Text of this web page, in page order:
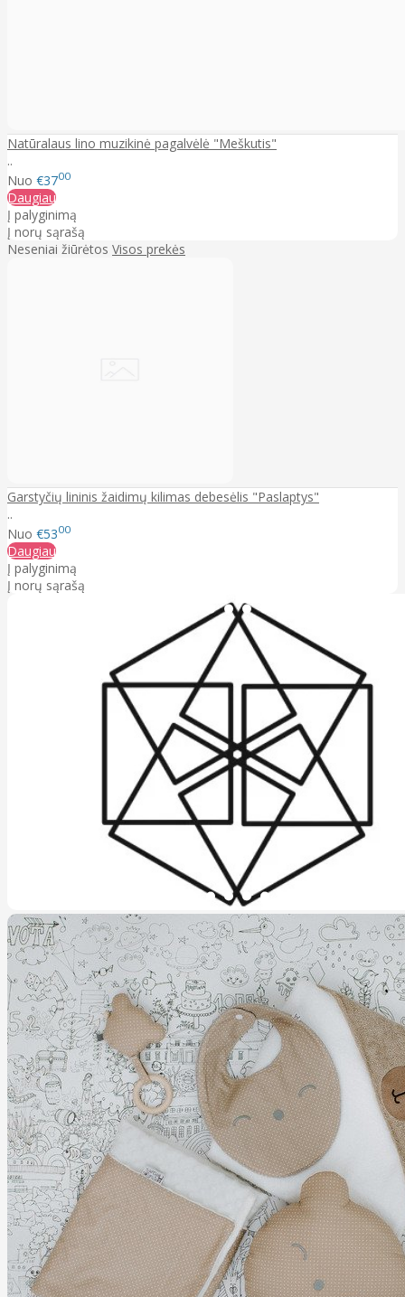
Natūralaus lino muzikinė pagalvėlė "Meškutis"
..
Nuo €3700
Daugiau
Į palyginimą
Į norų sąrašą
Neseniai žiūrėtos Visos prekės
Garstyčių lininis žaidimų kilimas debesėlis "Paslaptys"
..
Nuo €5300
Daugiau
Į palyginimą
Į norų sąrašą